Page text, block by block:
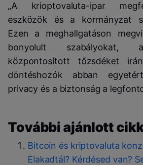
„A krioptovaluta-ipar
eszközök és a kormányzat
Ezen a meghallgatáson
bonyolult szabályokat,
központosított tőzsdéket
döntéshozók abban
privacy és a biztonság a
További ajánlott
Bitcoin és kriptovaluta
Elakadtál? Kérdésed van?